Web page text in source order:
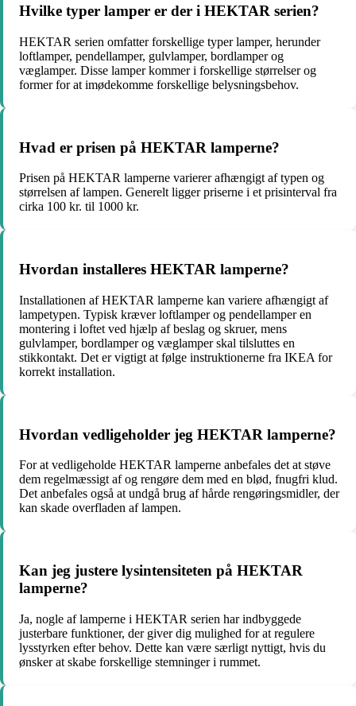
Hvilke typer lamper er der i HEKTAR serien?
HEKTAR serien omfatter forskellige typer lamper, herunder
loftlamper, pendellamper, gulvlamper, bordlamper og
væglamper. Disse lamper kommer i forskellige størrelser og
former for at imødekomme forskellige belysningsbehov.
Hvad er prisen på HEKTAR lamperne?
Prisen på HEKTAR lamperne varierer afhængigt af typen og
størrelsen af lampen. Generelt ligger priserne i et prisinterval fra
cirka 100 kr. til 1000 kr.
Hvordan installeres HEKTAR lamperne?
Installationen af HEKTAR lamperne kan variere afhængigt af
lampetypen. Typisk kræver loftlamper og pendellamper en
montering i loftet ved hjælp af beslag og skruer, mens
gulvlamper, bordlamper og væglamper skal tilsluttes en
stikkontakt. Det er vigtigt at følge instruktionerne fra IKEA for
korrekt installation.
Hvordan vedligeholder jeg HEKTAR lamperne?
For at vedligeholde HEKTAR lamperne anbefales det at støve
dem regelmæssigt af og rengøre dem med en blød, fnugfri klud.
Det anbefales også at undgå brug af hårde rengøringsmidler, der
kan skade overfladen af lampen.
Kan jeg justere lysintensiteten på HEKTAR
lamperne?
Ja, nogle af lamperne i HEKTAR serien har indbyggede
justerbare funktioner, der giver dig mulighed for at regulere
lysstyrken efter behov. Dette kan være særligt nyttigt, hvis du
ønsker at skabe forskellige stemninger i rummet.